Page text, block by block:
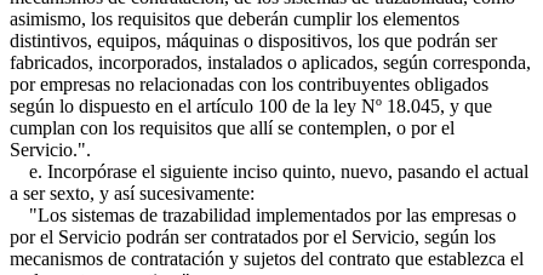
asimismo, los requisitos que deberán cumplir los elementos
distintivos, equipos, máquinas o dispositivos, los que podrán ser
fabricados, incorporados, instalados o aplicados, según corresponda,
por empresas no relacionadas con los contribuyentes obligados
según lo dispuesto en el artículo 100 de la ley Nº 18.045, y que
cumplan con los requisitos que allí se contemplen, o por el
Servicio.".
e. Incorpórase el siguiente inciso quinto, nuevo, pasando el actual
a ser sexto, y así sucesivamente:
"Los sistemas de trazabilidad implementados por las empresas o
por el Servicio podrán ser contratados por el Servicio, según los
mecanismos de contratación y sujetos del contrato que establezca el